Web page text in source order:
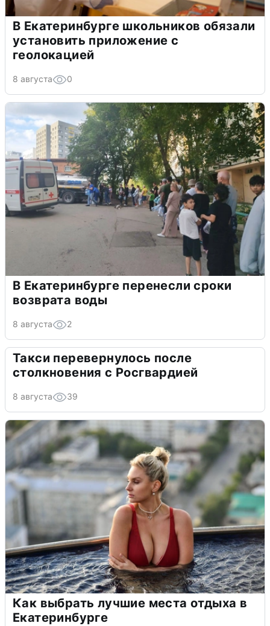
В Екатеринбурге школьников обязали
установить приложение с
геолокацией
8 августа 0
В Екатеринбурге перенесли сроки
возврата воды
8 августа 2
Такси перевернулось после
столкновения с Росгвардией
8 августа 39
Как выбрать лучшие места отдыха в
Екатеринбурге